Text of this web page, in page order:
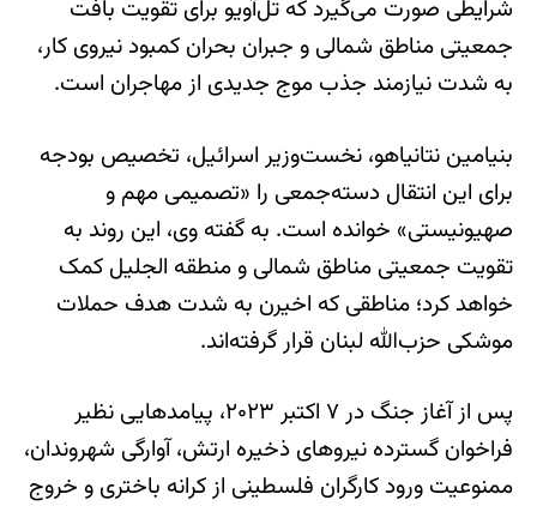
شرایطی صورت می‌گیرد که تل‌آویو برای تقویت بافت
جمعیتی مناطق شمالی و جبران بحران کمبود نیروی کار،
به شدت نیازمند جذب موج جدیدی از مهاجران است.
بنیامین نتانیاهو، نخست‌وزیر اسرائیل، تخصیص بودجه
برای این انتقال دسته‌جمعی را «تصمیمی مهم و
صهیونیستی» خوانده است. به گفته وی، این روند به
تقویت جمعیتی مناطق شمالی و منطقه الجلیل کمک
خواهد کرد؛ مناطقی که اخیرن به شدت هدف حملات
موشکی حزب‌الله لبنان قرار گرفته‌اند.
پس از آغاز جنگ در ۷ اکتبر ۲۰۲۳، پیامدهایی نظیر
فراخوان گسترده نیروهای ذخیره ارتش، آوارگی شهروندان،
ممنوعیت ورود کارگران فلسطینی از کرانه باختری و خروج